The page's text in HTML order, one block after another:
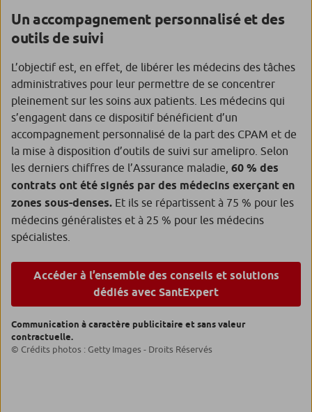
Un accompagnement personnalisé et des
outils de suivi
L’objectif est, en effet, de libérer les médecins des tâches
administratives pour leur permettre de se concentrer
pleinement sur les soins aux patients. Les médecins qui
s’engagent dans ce dispositif bénéficient d’un
accompagnement personnalisé de la part des CPAM et de
la mise à disposition d’outils de suivi sur amelipro. Selon
les derniers chiffres de l’Assurance maladie, 60 % des
contrats ont été signés par des médecins exerçant en
zones sous-denses. Et ils se répartissent à 75 % pour les
médecins généralistes et à 25 % pour les médecins
spécialistes.
Accéder à l’ensemble des conseils et solutions
dédiés avec SantExpert
Communication à caractère publicitaire et sans valeur
contractuelle.
© Crédits photos : Getty Images - Droits Réservés